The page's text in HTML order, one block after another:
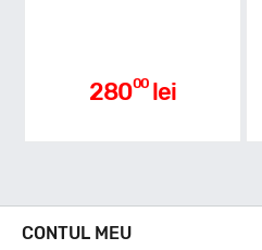
Aderenta pe carosabil ud
Nivel de zgomot
28000 lei
CONTUL MEU